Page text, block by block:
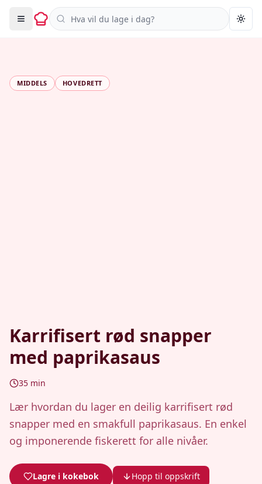
Søk i oppskrifter
MIDDELS HOVEDRETT
Karrifisert rød snapper
med paprikasaus
35 min
Lær hvordan du lager en deilig karrifisert rød
snapper med en smakfull paprikasaus. En enkel
og imponerende fiskerett for alle nivåer.
Lagre i kokebok Hopp til oppskrift